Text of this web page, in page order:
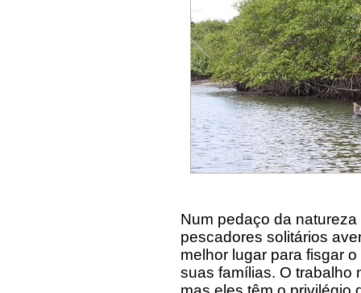
Num pedaço da
pescadores solitários
melhor lugar para fisgar
suas famílias. O trabalho